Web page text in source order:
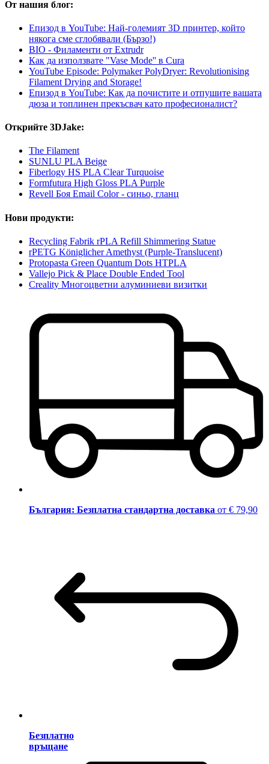
От нашия блог:
Епизод в YouTube: Най-големият 3D принтер, който
някога сме сглобявали (Бързо!)
BIO - Филаменти от Extrudr
Как да използвате "Vase Mode'' в Cura
YouTube Episode: Polymaker PolyDryer: Revolutionising
Filament Drying and Storage!
Епизод в YouTube: Как да почистите и отпушите вашата
дюза и топлинен прекъсвач като професионалист?
Открийте 3DJake:
The Filament
SUNLU PLA Beige
Fiberlogy HS PLA Clear Turquoise
Formfutura High Gloss PLA Purple
Revell Боя Email Color - синьо, гланц
Нови продукти:
Recycling Fabrik rPLA Refill Shimmering Statue
rPETG Königlicher Amethyst (Purple-Translucent)
Protopasta Green Quantum Dots HTPLA
Vallejo Pick & Place Double Ended Tool
Creality Многоцветни алуминиеви визитки
България: Безплатна стандартна доставка от € 79,90
Безплатно
връщане